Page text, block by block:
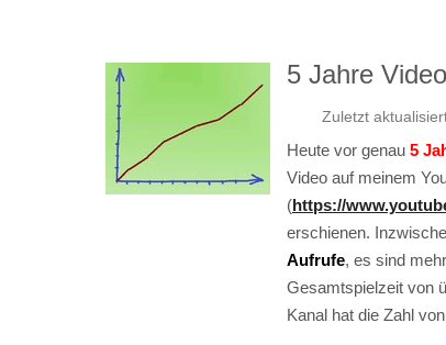
5 Jahre
Zuletzt
Heute vor genau 5
Video auf meinem
(https://
erschienen.
Aufrufe, es sind
Gesamtspielzeit von
Kanal hat die Zahl von